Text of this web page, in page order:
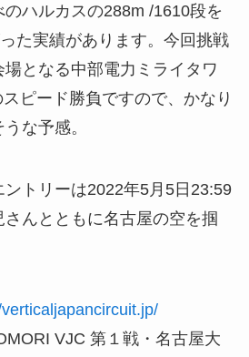
ハルカスの288m /1610段を
た実績があります。今回挑戦
となる中部電力ミライタワ
ピード勝負ですので、かなり
な予感。
トリーは2022年5月5日23:59
さんとともに名古屋の空を掴
VJC 第１戦・名古屋大